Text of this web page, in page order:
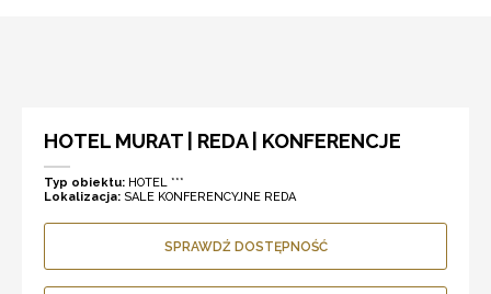
HOTEL MURAT | REDA | KONFERENCJE
Typ obiektu: HOTEL ***
Lokalizacja: SALE KONFERENCYJNE REDA
SPRAWDŹ DOSTĘPNOŚĆ